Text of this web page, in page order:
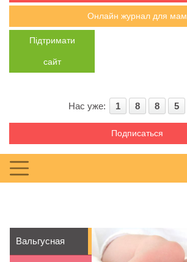
Онлайн журнал для мам
Підтримати
сайт
Нас уже: 1 8 8 5
Подписаться
Вальгусная